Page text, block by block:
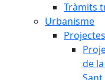
Tràmits
Urbanisme
de